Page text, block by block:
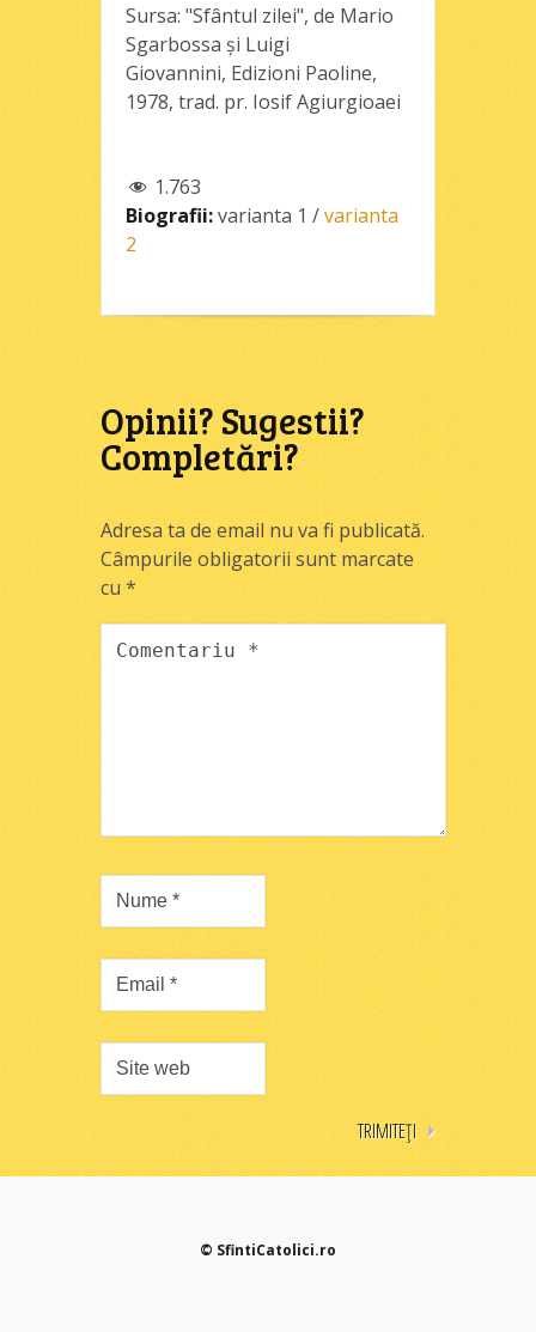
Sursa: "Sfântul zilei", de Mario
Sgarbossa şi Luigi
Giovannini, Edizioni Paoline,
1978, trad. pr. Iosif Agiurgioaei
1.763
Biografii:varianta 1 /varianta
2
Opinii? Sugestii?
Completări?
Adresa ta de email nu va fi publicată.
Câmpurile obligatorii sunt marcate
cu *
© SfintiCatolici.ro